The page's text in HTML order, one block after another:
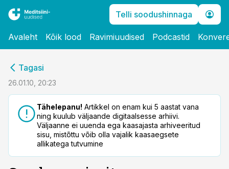
Telli soodushinnaga
Avaleht Kõik lood Ravimiuudised Podcastid
Tagasi
26.01.10, 20:23
Tähelepanu! Artikkel on enam kui 5 aastat vana
ning kuulub väljaande digitaalsesse arhiivi.
Väljaanne ei uuenda ega kaasajasta arhiveeritud
sisu, mistõttu võib olla vajalik kaasaegsete
allikatega tutvumine